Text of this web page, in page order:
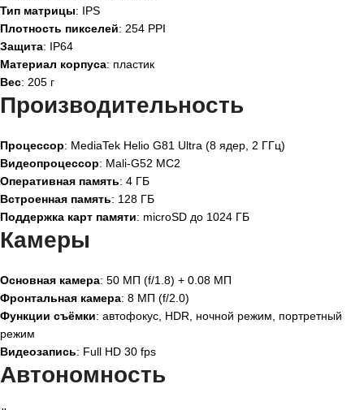
Тип матрицы: IPS
Плотность пикселей: 254 PPI
Защита: IP64
Материал корпуса: пластик
Вес: 205 г
Производительность
Процессор: MediaTek Helio G81 Ultra (8 ядер, 2 ГГц)
Видеопроцессор: Mali-G52 MC2
Оперативная память: 4 ГБ
Встроенная память: 128 ГБ
Поддержка карт памяти: microSD до 1024 ГБ
Камеры
Основная камера: 50 МП (f/1.8) + 0.08 МП
Фронтальная камера: 8 МП (f/2.0)
Функции съёмки: автофокус, HDR, ночной режим, портретный
режим
Видеозапись: Full HD 30 fps
Автономность